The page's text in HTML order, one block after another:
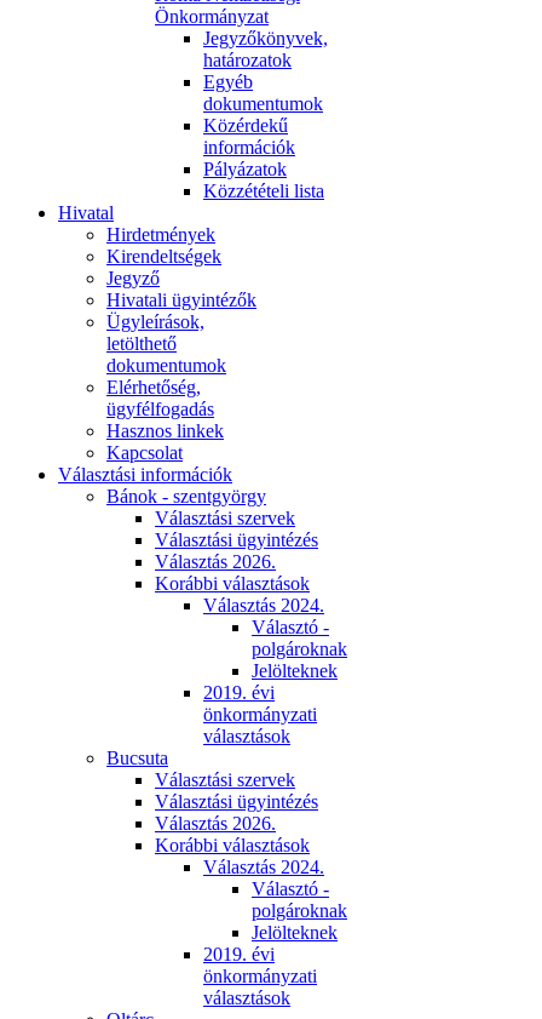
Önkormányzat
Jegyzőkönyvek,
határozatok
Egyéb
dokumentumok
Közérdekű
információk
Pályázatok
Közzétételi lista
Hivatal
Hirdetmények
Kirendeltségek
Jegyző
Hivatali ügyintézők
Ügyleírások,
letölthető
dokumentumok
Elérhetőség,
ügyfélfogadás
Hasznos linkek
Kapcsolat
Választási információk
Bánok - szentgyörgy
Választási szervek
Választási ügyintézés
Választás 2026.
Korábbi választások
Választás 2024.
Választó -
polgároknak
Jelölteknek
2019. évi
önkormányzati
választások
Bucsuta
Választási szervek
Választási ügyintézés
Választás 2026.
Korábbi választások
Választás 2024.
Választó -
polgároknak
Jelölteknek
2019. évi
önkormányzati
választások